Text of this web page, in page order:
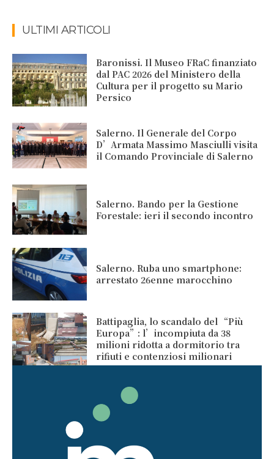
ULTIMI ARTICOLI
Baronissi. Il Museo FRaC finanziato
dal PAC 2026 del Ministero della
Cultura per il progetto su Mario
Persico
Salerno. Il Generale del Corpo
D’Armata Massimo Masciulli visita
il Comando Provinciale di Salerno
Salerno. Bando per la Gestione
Forestale: ieri il secondo incontro
Salerno. Ruba uno smartphone:
arrestato 26enne marocchino
Battipaglia, lo scandalo del “Più
Europa”: l’incompiuta da 38
milioni ridotta a dormitorio tra
rifiuti e contenziosi milionari